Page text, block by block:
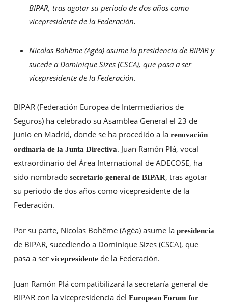
BIPAR, tras agotar su periodo de dos años como
vicepresidente de la Federación.
Nicolas Bohême (Agéa) asume la presidencia de BIPAR y
sucede a Dominique Sizes (CSCA), que pasa a ser
vicepresidente de la Federación.
BIPAR (Federación Europea de Intermediarios de
Seguros) ha celebrado su Asamblea General el 23 de
junio en Madrid, donde se ha procedido a la renovación
ordinaria de la Junta Directiva. Juan Ramón Plá, vocal
extraordinario del Área Internacional de ADECOSE, ha
sido nombrado secretario general de BIPAR, tras agotar
su periodo de dos años como vicepresidente de la
Federación.
Por su parte, Nicolas Bohême (Agéa) asume la presidencia
de BIPAR, sucediendo a Dominique Sizes (CSCA), que
pasa a ser vicepresidentede la Federación.
Juan Ramón Plá compatibilizará la secretaría general de
BIPAR con la vicepresidencia del European Forum for